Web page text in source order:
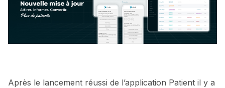
Après le lancement réussi de l’application Patient il y a